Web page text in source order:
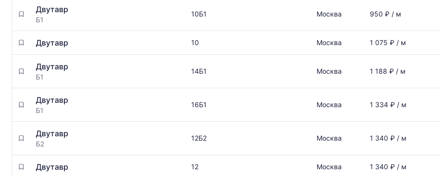
Двутавр
Б1
10Б1 Москва 950 ₽ / м
Двутавр 10 Москва 1 075 ₽ / м
Двутавр
Б1
14Б1 Москва 1 188 ₽ / м
Двутавр
Б1
16Б1 Москва 1 334 ₽ / м
Двутавр
Б2
12Б2 Москва 1 340 ₽ / м
Двутавр 12 Москва 1 340 ₽ / м